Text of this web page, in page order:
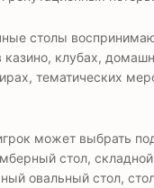
столы
казино, клубах,
тематических
может выбрать
стол,
овальный стол,